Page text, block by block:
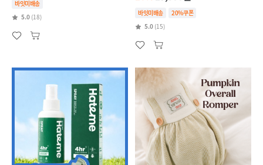
바잇미배송
5.0 (18) 바잇미배송
20%쿠폰
5.0 (15)